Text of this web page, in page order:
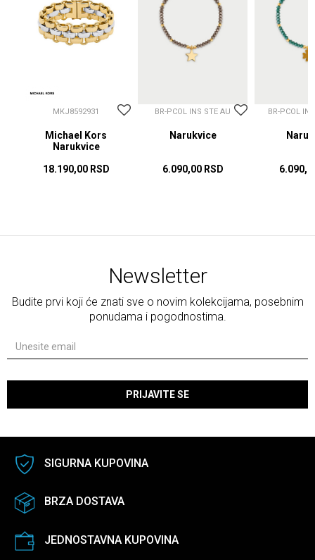
MKJ8592931
Michael Kors
Narukvice
18.190,00 RSD
BR-PCOL INS STE AU
Narukvice
6.090,00 RSD
BR-PCOL
Newsletter
Budite prvi koji će znati sve o novim kolekcijama, posebnim
ponudama i pogodnostima.
PRIJAVITE SE
SIGURNA KUPOVINA
BRZA DOSTAVA
JEDNOSTAVNA KUPOVINA